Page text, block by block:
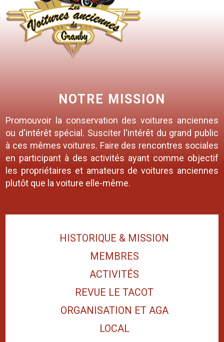
NOTRE MISSION
Promouvoir la conservation des voitures anciennes
ou d'intérêt spécial. Susciter l'intérêt du grand public
à ces mêmes voitures. Faire des rencontres sociales
en participant à des activités ayant comme objectif
les propriétaires et amateurs de voitures anciennes
plutôt que la voiture elle-même.
HISTORIQUE & MISSION
MEMBRES
ACTIVITÉS
REVUE LE TACOT
ORGANISATION ET AGA
LOCAL